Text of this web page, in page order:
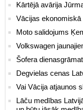
Kārtējā avārija
Vācijas
Moto salidojums
Volkswagen
Šofera
Degvielas cenas
Vai Vācija atjaunos
Lāču medības